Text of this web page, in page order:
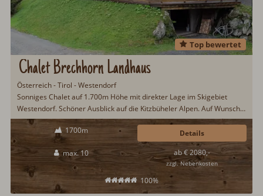
Chalet Brechhorn Landhaus
Top bewertet
Österreich - Tirol - Westendorf
Sonniges Chalet auf 1.700m Höhe mit direkter Lage im Skigebiet
Westendorf. Schöner Ausblick auf die Kitzbüheler Alpen. Auf Wunsch
Frühstück und Halbpension möglich. Im Winter heißt es Ski
anschnallen und los geht der Spaß. In den Sommermonaten gibt es in
der Region einiges zu entdecken. Mögliche Aktivitäten während des
Urlaubs: Mountainbiken, Schwimmen, Wandern...
1700m
max. 10
100%
ab € 2080,-
zzgl. Nebenkosten
Details